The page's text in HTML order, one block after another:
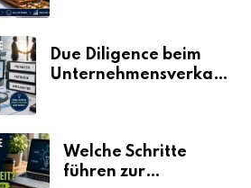
Due Diligence beim
Unternehmensverkauf
Welche Schritte
führen zur